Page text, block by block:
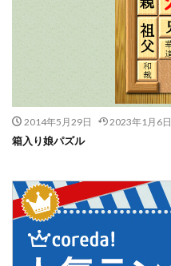
2014年5月29日 2023年1月6日
箱入り娘パズル